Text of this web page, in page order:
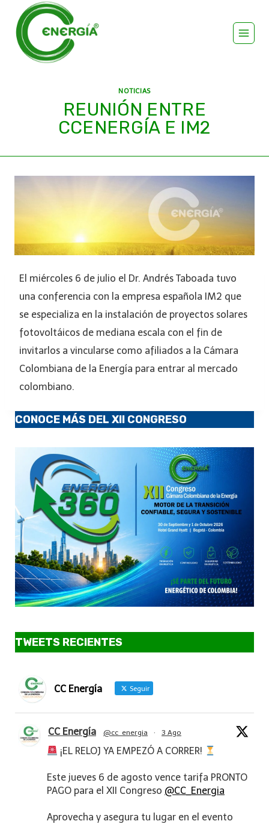
NOTICIAS
REUNIÓN ENTRE
CCENERGÍA E IM2
El miércoles 6 de julio el Dr. Andrés Taboada tuvo
una conferencia con la empresa española IM2 que
se especializa en la instalación de proyectos solares
fotovoltáicos de mediana escala con el fin de
invitarlos a vincularse como afiliados a la Cámara
Colombiana de la Energía para entrar al mercado
colombiano.
CONOCE MÁS DEL XII CONGRESO
TWEETS RECIENTES
CC Energía Seguir
CC Energía @cc_energia · 3 Ago
¡EL RELOJ YA EMPEZÓ A CORRER!
Este jueves 6 de agosto vence tarifa PRONTO
PAGO para el XII Congreso @CC_Energia
Aprovecha y asegura tu lugar en el evento